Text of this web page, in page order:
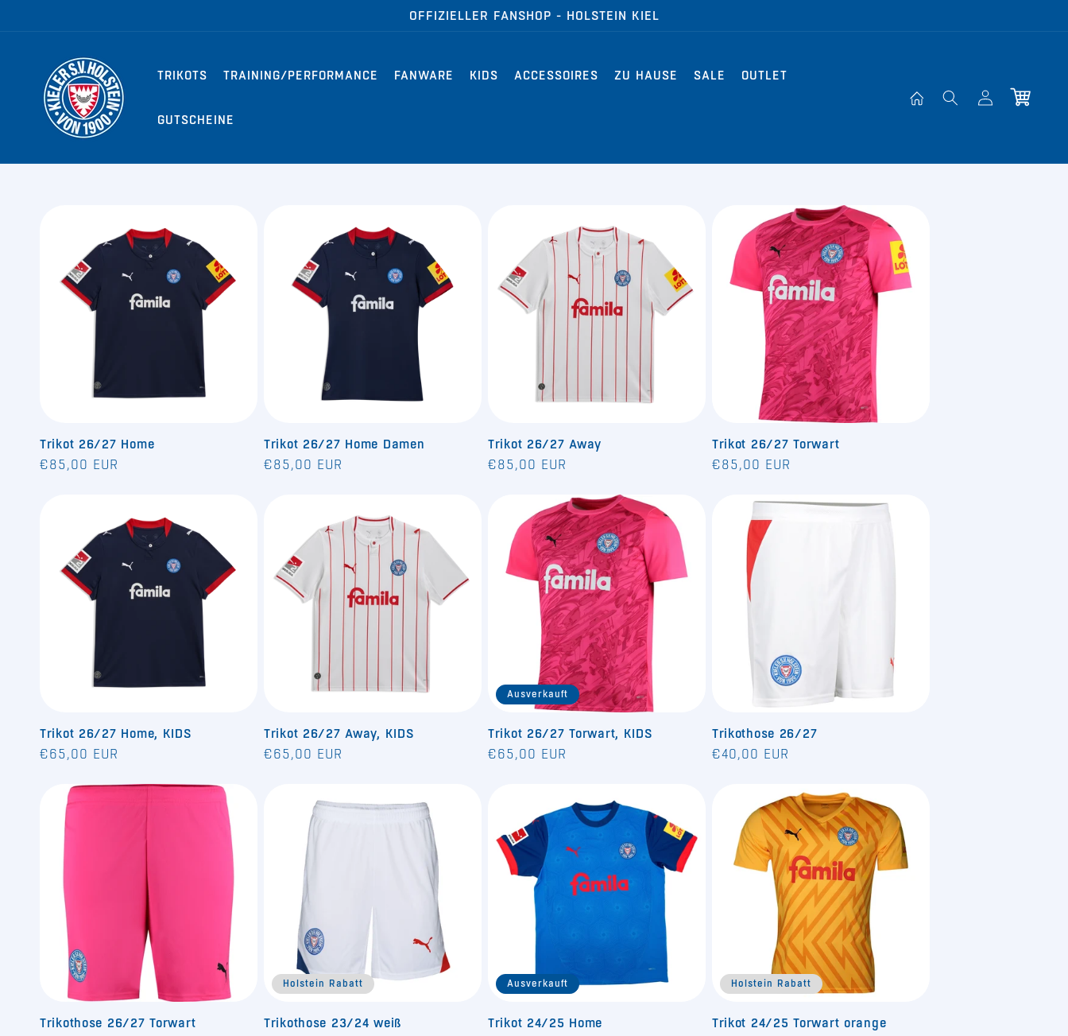
OFFIZIELLER FANSHOP - HOLSTEIN KIEL
TRIKOTS TRAINING/PERFORMANCE FANWARE KIDS ACCESSOIRES ZU HAUSE SALE OUTLET
GUTSCHEINE
EinloggenWarenkorb
Trikot 26/27 Home
Normaler
€85,00 EUR
Trikot 26/27 Home Damen
Normaler
€85,00 EUR
Trikot 26/27 Away
Normaler
€85,00 EUR
Trikot 26/27 Torwart
Normaler
€85,00 EUR
Trikot 26/27 Home, KIDS
Normaler
€65,00 EUR
Trikot 26/27 Away, KIDS
Normaler
€65,00 EUR
Ausverkauft
Trikot 26/27 Torwart, KIDS
Normaler
€65,00 EUR
Trikothose 26/27
Normaler
€40,00 EUR
Trikothose 26/27 Torwart
Holstein Rabatt
Trikothose 23/24 weiß
Ausverkauft
Trikot 24/25 Home
Holstein Rabatt
Trikot 24/25 Torwart orange